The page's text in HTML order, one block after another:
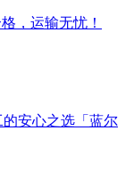
，运输无忧！
安心之选「蓝尔